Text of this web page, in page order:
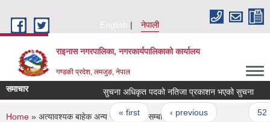
English
नेपाली
राइनास नगरपालिका, नगरकार्यपालिकाको कार्यालय
गण्डकी प्रदेश, लमजुङ, नेपाल
समाचार सुचना अधिकृत पदको नतिजा प्रकाशन भएको सुचना
Pages
« first ‹ previous
Home » अत्यावश्यक बाहेक अन्य सेवा बन्द हुने सम्बन्धि सूचना ।